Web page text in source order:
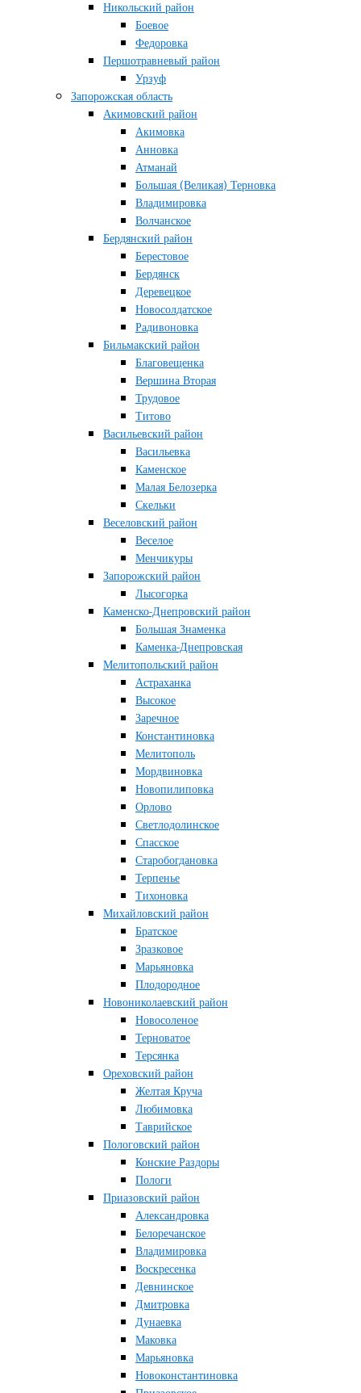
Никольский район
Боевое
Федоровка
Першотравневый район
Урзуф
Запорожская область
Акимовский район
Акимовка
Анновка
Атманай
Большая (Великая) Терновка
Владимировка
Волчанское
Бердянский район
Берестовое
Бердянск
Деревецкое
Новосолдатское
Радивоновка
Бильмакский район
Благовещенка
Вершина Вторая
Трудовое
Титово
Васильевский район
Васильевка
Каменское
Малая Белозерка
Скельки
Веселовский район
Веселое
Менчикуры
Запорожский район
Лысогорка
Каменско-Днепровский район
Большая Знаменка
Каменка-Днепровская
Мелитопольский район
Астраханка
Высокое
Заречное
Константиновка
Мелитополь
Мордвиновка
Новопилиповка
Орлово
Светлодолинское
Спасское
Старобогдановка
Терпенье
Тихоновка
Михайловский район
Братское
Зразковое
Марьяновка
Плодородное
Новониколаевский район
Новосоленое
Терноватое
Терсянка
Ореховский район
Желтая Круча
Любимовка
Таврийское
Пологовский район
Конские Раздоры
Пологи
Приазовский район
Александровка
Белоречанское
Владимировка
Воскресенка
Девнинское
Дмитровка
Дунаевка
Маковка
Марьяновка
Новоконстантиновка